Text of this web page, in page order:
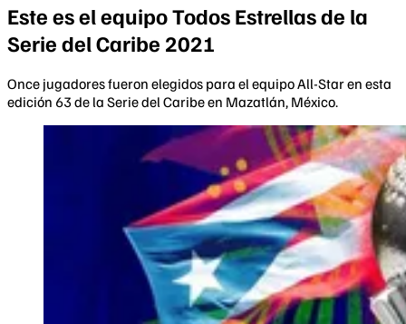
Este es el equipo Todos Estrellas de la
Serie del Caribe 2021
Once jugadores fueron elegidos para el equipo All-Star en esta
edición 63 de la Serie del Caribe en Mazatlán, México.